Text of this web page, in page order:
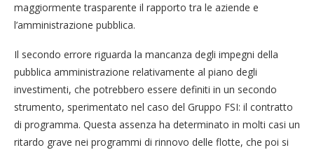
maggiormente trasparente il rapporto tra le aziende e
l’amministrazione pubblica.
Il secondo errore riguarda la mancanza degli impegni della
pubblica amministrazione relativamente al piano degli
investimenti, che potrebbero essere definiti in un secondo
strumento, sperimentato nel caso del Gruppo FSI: il contratto
di programma. Questa assenza ha determinato in molti casi un
ritardo grave nei programmi di rinnovo delle flotte, che poi si